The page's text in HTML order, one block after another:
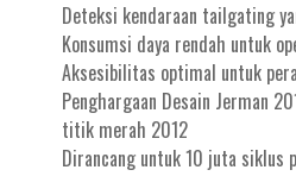
Deteksi kendaraan tailgating
Konsumsi daya rendah untuk
Aksesibilitas optimal untuk
Penghargaan Desain Jerman
titik merah 2012
Dirancang untuk 10 juta siklus